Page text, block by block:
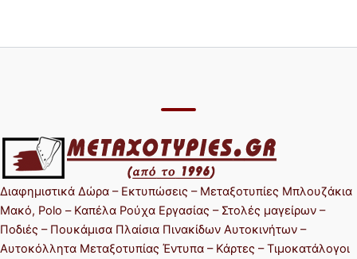
Διαφημιστικά Δώρα – Εκτυπώσεις – Μεταξοτυπίες Μπλουζάκια
Μακό, Polo – Καπέλα Ρούχα Εργασίας – Στολές μαγείρων –
Ποδιές – Πουκάμισα Πλαίσια Πινακίδων Αυτοκινήτων –
Αυτοκόλλητα Μεταξοτυπίας Έντυπα – Κάρτες – Τιμοκατάλογοι